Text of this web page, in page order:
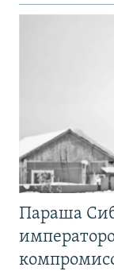
Параша